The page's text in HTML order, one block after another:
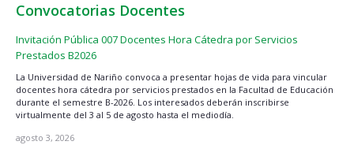
Convocatorias Docentes
Invitación Pública 007 Docentes Hora Cátedra por Servicios
Prestados B2026
La Universidad de Nariño convoca a presentar hojas de vida para vincular
docentes hora cátedra por servicios prestados en la Facultad de Educación
durante el semestre B-2026. Los interesados deberán inscribirse
virtualmente del 3 al 5 de agosto hasta el mediodía.
agosto 3, 2026